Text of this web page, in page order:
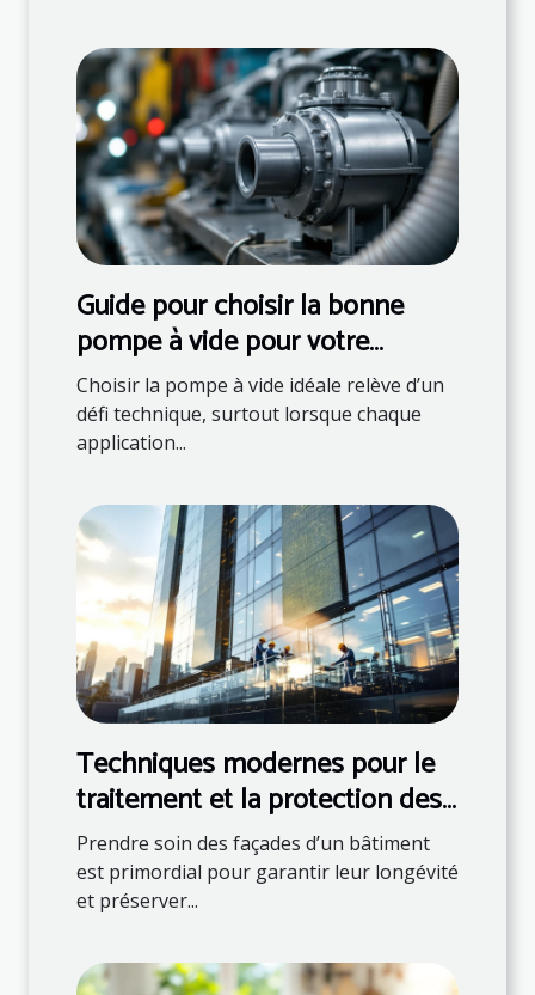
Guide pour choisir la bonne
pompe à vide pour votre
application spécifique
Choisir la pompe à vide idéale relève d’un
défi technique, surtout lorsque chaque
application...
Techniques modernes pour le
traitement et la protection des
façades
Prendre soin des façades d’un bâtiment
est primordial pour garantir leur longévité
et préserver...